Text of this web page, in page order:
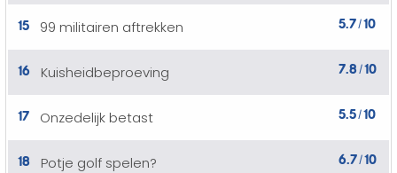
15 99 militairen aftrekken 5.7/10
16 Kuisheidbeproeving 7.8 /10
17 Onzedelijk betast 5.5/10
18 Potje golf spelen? 6.7/10